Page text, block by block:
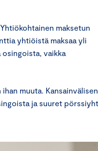
maksetun
yhtiöistä maksaa yli
vaikka
muuta. Kansainvälisen
ja suuret